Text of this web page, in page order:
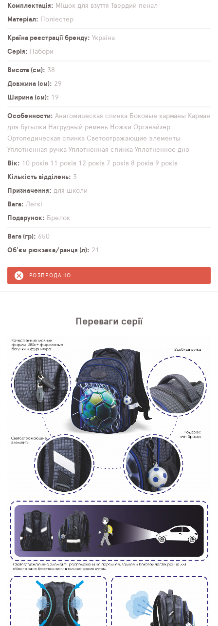
Комплектація
Мішок для взуття Твердий пенал
Матеріал
Поліестер
Країна реєстрації бренду
Україна
Серія
Набори
Висота (см)
38
Довжина (см)
29
Ширина (см)
19
Особенности Анатомическая спинка Боковые карманы Карман
для бутылки Нагрудный ремень Ножки Органайзер
Ортопедическая спинка Светоотражающие элементы
Уплотненная ручка Уплотненная спинка Уплотненное дно
Вік
10 років 11 років 12 років 7 років 8 років 9 років
Кількість відділень
3
Призначення
для школи
Вага
Легкі
Подарунок
Брелок
Вага (гр)
650
Об'єм рюкзака/ранця (л)
21
РОЗПРОДАНО
Переваги серії